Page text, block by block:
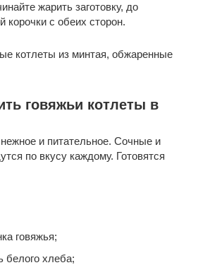
жарить заготовку, до
корочки с обеих сторон.
котлеты из минтая, обжаренные
говяжьи котлеты в
и питательное. Сочные и
по вкусу каждому. Готовятся
говяжья;
белого хлеба;